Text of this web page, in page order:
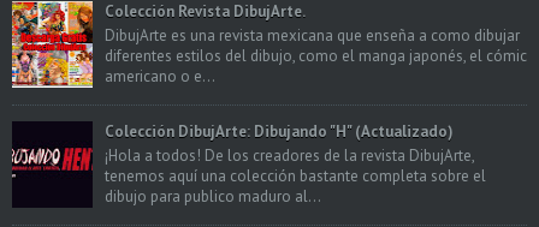
Colección Revista DibujArte.
DibujArte es una revista mexicana que enseña a como dibujar
diferentes estilos del dibujo, como el manga japonés, el cómic
americano o e...
Colección DibujArte: Dibujando "H" (Actualizado)
¡Hola a todos! De los creadores de la revista DibujArte,
tenemos aquí una colección bastante completa sobre el
dibujo para publico maduro al...